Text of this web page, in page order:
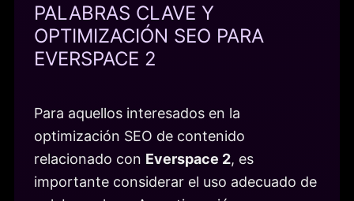
PALABRAS CLAVE Y
OPTIMIZACIÓN SEO PARA
EVERSPACE 2
Para aquellos interesados en la
optimización SEO de contenido
relacionado con Everspace 2, es
importante considerar el uso adecuado de